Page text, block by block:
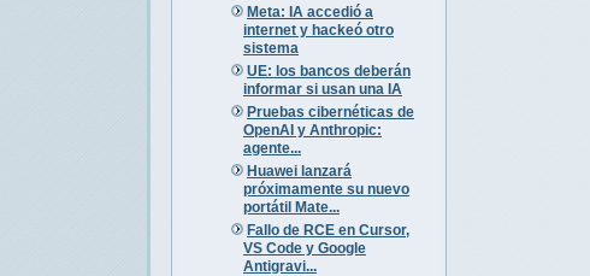
Meta: IA accedió a
internet y hackeó otro
sistema
UE: los bancos deberán
informar si usan una IA
Pruebas cibernéticas de
OpenAI y Anthropic:
agente...
Huawei lanzará
próximamente su nuevo
portátil Mate...
Fallo de RCE en Cursor,
VS Code y Google
Antigravi...